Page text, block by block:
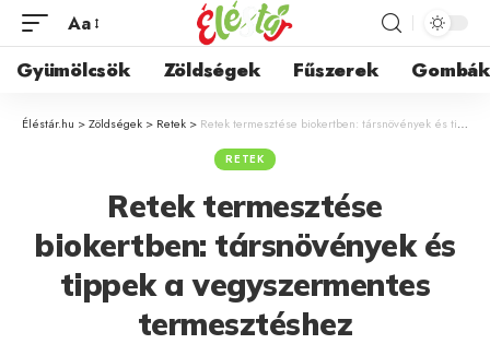
Aa
Gyümölcsök Zöldségek Fűszerek Gombák
Éléstár.hu >Zöldségek > Retek > Retek termesztése biokertben: társnövények és tippek a vegyszermentes termesztéshez
RETEK
Retek termesztése
biokertben: társnövények és
tippek a vegyszermentes
termesztéshez